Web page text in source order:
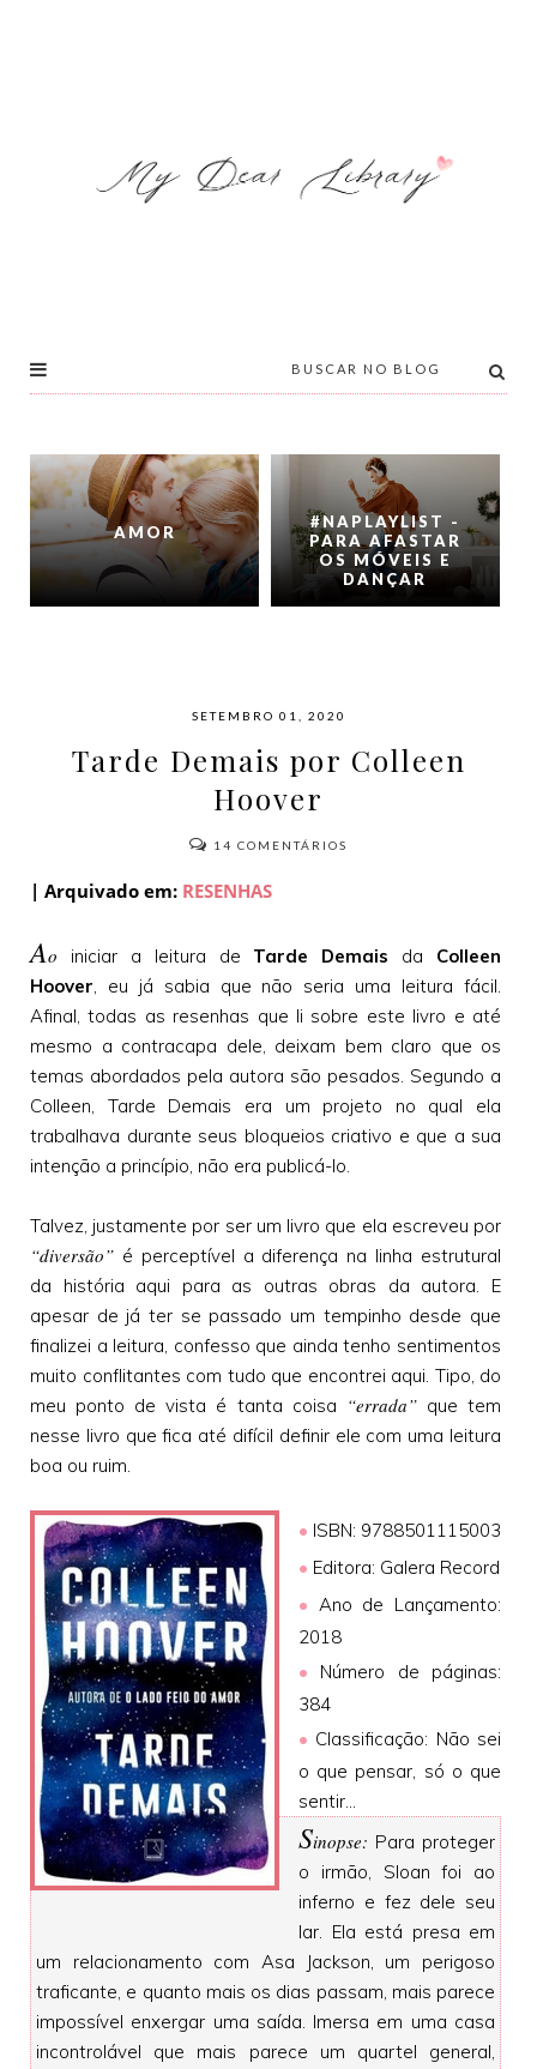
AMOR
#NAPLAYLIST -
PARA AFASTAR
OS MÓVEIS E
DANÇAR
SETEMBRO 01, 2020
Tarde Demais por Colleen
Hoover
14 COMENTÁRIOS
| Arquivado em: RESENHAS
Ao iniciar a leitura de Tarde Demais da Colleen
Hoover, eu já sabia que não seria uma leitura fácil.
Afinal, todas as resenhas que li sobre este livro e até
mesmo a contracapa dele, deixam bem claro que os
temas abordados pela autora são pesados. Segundo a
Colleen, Tarde Demais era um projeto no qual ela
trabalhava durante seus bloqueios criativo e que a sua
intenção a princípio, não era publicá-lo.
Talvez, justamente por ser um livro que ela escreveu por
“diversão” é perceptível a diferença na linha estrutural
da história aqui para as outras obras da autora. E
apesar de já ter se passado um tempinho desde que
finalizei a leitura, confesso que ainda tenho sentimentos
muito conflitantes com tudo que encontrei aqui. Tipo, do
meu ponto de vista é tanta coisa “errada”que tem
nesse livro que fica até difícil definir ele com uma leitura
boa ou ruim.
• ISBN: 9788501115003
• Editora: Galera Record
• Ano de Lançamento:
2018
• Número de páginas:
384
• Classificação: Não sei
o que pensar, só o que
sentir...
Sinopse: Para proteger
o irmão, Sloan foi ao
inferno e fez dele seu
lar. Ela está presa em
um relacionamento com Asa Jackson, um perigoso
traficante, e quanto mais os dias passam, mais parece
impossível enxergar uma saída. Imersa em uma casa
incontrolável que mais parece um quartel general,